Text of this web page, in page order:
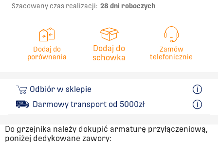
Szacowany czas realizacji: 28 dni roboczych
Dodaj do
porównania
Dodaj do
schowka
Zamów
telefonicznie
Odbiór w sklepie
Darmowy transport od 5000zł
Do grzejnika należy dokupić armaturę przyłączeniową,
poniżej dedykowane zawory: